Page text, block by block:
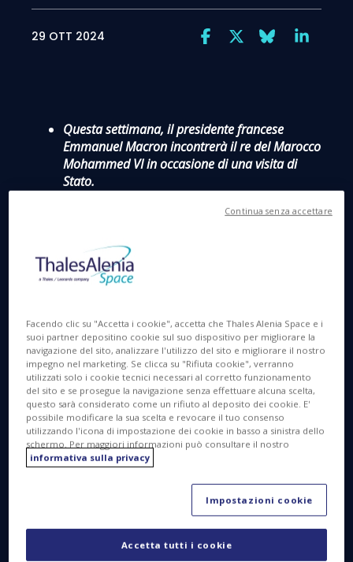
29 OTT 2024
Questa settimana, il presidente francese
Emmanuel Macron incontrerà il re del Marocco
Mohammed VI in occasione di una visita di
Stato.
Panafsat in Marocco e Thales Alenia Space
realizzare un sistema di telecomunicazioni
satellitari panafricano.
Thales (67%) e Leonardo (33%), hanno siglato oggi
un memorandum d'intesa per lo sviluppo di un
sistema di comunicazione satellitare per il Marocco.
Il sistema fornirà servizi ad elevata prestazione
(VHTS) a 26 Paesi africani, 23 dei quali nell'Africa
francofona, per la copertura di un'area di 12 milioni
di chilometri quadrati con una popolazione
complessiva pari a circa 550 milioni di persone.
Il memorandum d'intesa tra l'operatore marocchino
Panafsat e Thales Alenia Space è stato firmato oggi
nell'ambito della visita di stato del presidente
francese, Emmanuel Macron, al Regno del
Facendo clic su "Accetta i cookie", accetta che Thales Alenia Space e i
suoi partner depositino cookie sul suo dispositivo per migliorare la
navigazione del sito, analizzare l'utilizzo del sito e migliorare il nostro
impegno nel marketing. Se clicca su "Rifiuta cookie", verranno
utilizzati solo i cookie tecnici necessari al corretto funzionamento
del sito e se prosegue la navigazione senza effettuare alcuna scelta,
questo sarà considerato come un rifiuto al deposito dei cookie. E'
possibile modificare la sua scelta e revocare il tuo consenso
utilizzando l'icona di impostazione dei cookie in basso a sinistra dello
schermo. Per maggiori informazioni può consultare il nostro
informativa sulla privacy
Impostazioni cookie
Accetta tutti i cookie
Continua senza accettare